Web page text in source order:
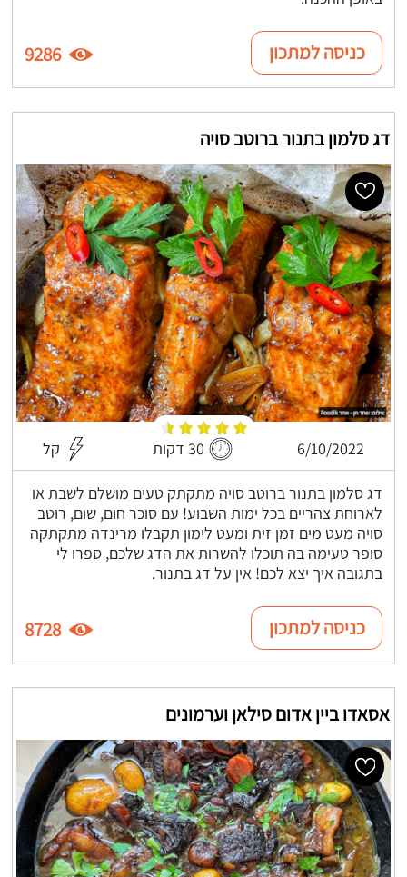
כניסה למתכון 9286
דג סלמון בתנור ברוטב סויה
6/10/2022 30 דקות קל
דג סלמון בתנור ברוטב סויה מתקתק טעים מושלם לשבת או
לארוחת צהריים בכל ימות השבוע! עם סוכר חום, שום, רוטב
סויה מעט מים זמן זית ומעט לימון תקבלו מרינדה מתקתקה
סופר טעימה בה תוכלו להשרות את הדג שלכם, ספרו לי
בתגובה איך יצא לכם! אין על דג בתנור.
כניסה למתכון 8728
אסאדו ביין אדום סילאן וערמונים